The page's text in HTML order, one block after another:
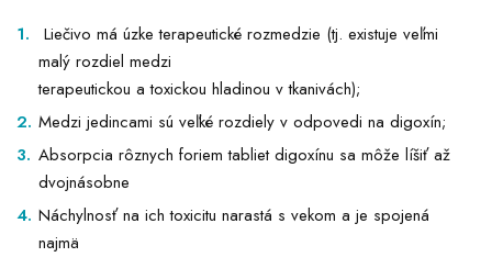
Liečivo má úzke terapeutické rozmedzie (tj. existuje veľmi
malý rozdiel medzi
terapeutickou a toxickou hladinou v tkanivách);
Medzi jedincami sú veľké rozdiely v odpovedi na digoxín;
Absorpcia rôznych foriem tabliet digoxínu sa môže líšiť až
dvojnásobne
Náchylnosť na ich toxicitu narastá s vekom a je spojená
najmä